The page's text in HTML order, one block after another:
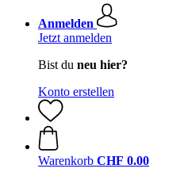
Anmelden
Jetzt anmelden
Bist du neu hier?
Konto erstellen
Warenkorb CHF 0.00